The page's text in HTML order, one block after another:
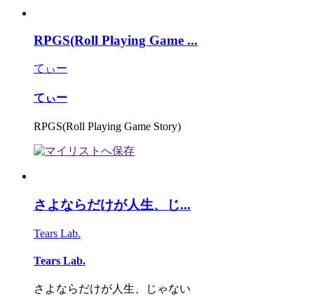
RPGS(Roll Playing Game ...
てぃー
てぃー
RPGS(Roll Playing Game Story)
さよならだけが人生、じ...
Tears Lab.
Tears Lab.
さよならだけが人生、じゃない